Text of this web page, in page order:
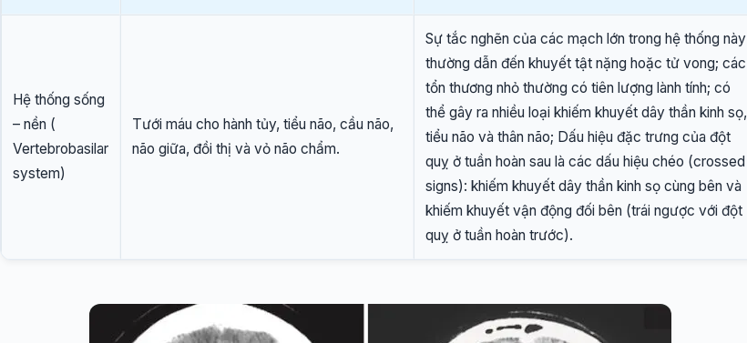
Hệ thống sống
– nền (
Vertebrobasilar
system)
Tưới máu cho hành tủy, tiểu não, cầu não,
não giữa, đồi thị và vỏ não chẩm.
Sự tắc nghẽn của các mạch lớn trong hệ thống này
thường dẫn đến khuyết tật nặng hoặc tử vong; các
tổn thương nhỏ thường có tiên lượng lành tính; có
thể gây ra nhiều loại khiếm khuyết dây thần kinh sọ,
tiểu não và thân não; Dấu hiệu đặc trưng của đột
quỵ ở tuần hoàn sau là các dấu hiệu chéo (crossed
signs): khiếm khuyết dây thần kinh sọ cùng bên và
khiếm khuyết vận động đối bên (trái ngược với đột
quỵ ở tuần hoàn trước).